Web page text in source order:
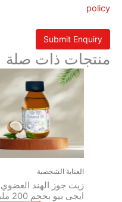
ذات صلة
العناية الشخصية
زيت جوز الهند العضوي
ايجى بيو بحجم 200 مليلتر.